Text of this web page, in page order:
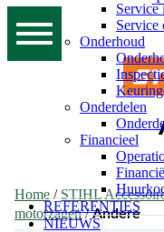
Service
Service
Onderhoud
Onderdelen
Financieel
REFERENTIES
NIEUWS
Home/STIHL
motorzagen/Andere